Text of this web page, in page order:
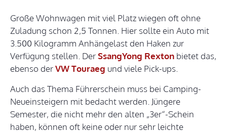
Große Wohnwagen mit viel Platz wiegen oft ohne
Zuladung schon 2,5 Tonnen. Hier sollte ein Auto mit
3.500 Kilogramm Anhängelast den Haken zur
Verfügung stellen. DerSsangYong Rexton bietet das,
ebenso derVW Touraeg und viele Pick-ups.
Auch das Thema Führerschein muss bei Camping-
Neueinsteigern mit bedacht werden. Jüngere
Semester, die nicht mehr den alten „3er“-Schein
haben, können oft keine oder nur sehr leichte